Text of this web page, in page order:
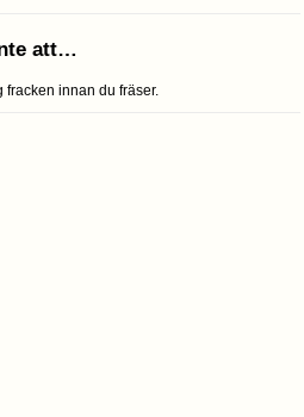
att…
fracken innan du fräser.